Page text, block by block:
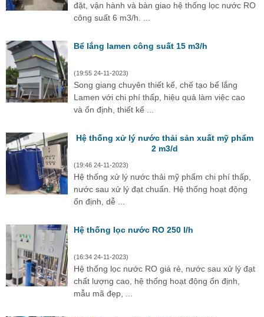
đặt, vận hành và bàn giao hệ thống lọc nước RO
công suất 6 m3/h. ...
Bể lắng lamen công suất 15 m3/h
(19:55 24-11-2023)
Song giang chuyên thiết kế, chế tạo bể lắng
Lamen với chi phí thấp, hiệu quả làm việc cao
và ổn định, thiết kế ...
Hệ thống xử lý nước thải sản xuất mỹ phẩm
2 m3/d
(19:46 24-11-2023)
Hệ thống xử lý nước thải mỹ phẩm chi phí thấp,
nước sau xử lý đạt chuẩn. Hệ thống hoạt động
ổn định, dễ ...
Hệ thống lọc nước RO 250 l/h
(16:34 24-11-2023)
Hệ thống lọc nước RO giá rẻ, nước sau xử lý đạt
chất lượng cao, hệ thống hoạt động ổn định,
mẫu mã đẹp, ...